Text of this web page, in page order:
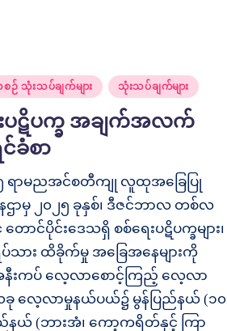
ဉ် သုံးသပ်ချက်များ သုံးသပ်ချက်များ
ပဋိပက္ခ အချက်အလက်
ခံစာ
ရာမညအင်စတီကျု လူထုအခြေပြု
ာမှ ၂၀၂၅ ခုနှစ်၊ ဒီဇင်ဘာလ တစ်လ
ောင်ပိုင်းဒေသရှိ စစ်ရေးပဋိပက္ခများ၊
သား ထိခိုက်မှု အခြေအနေများကို
းကပ် လေ့လာစောင့်ကြည့် လေ့လာ
လေ့လာမှုနယ်ပယ်၌ မွန်ပြည်နယ် (၁၀
နယ် (ဘားအံ၊ ကော့ကရိတ်နှင့် ကြာ